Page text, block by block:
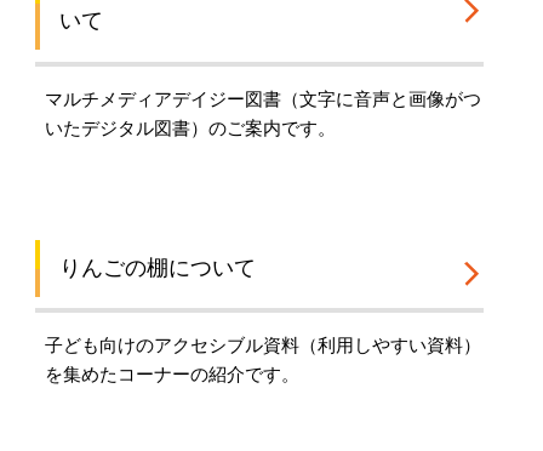
いて
マルチメディアデイジー図書（文字に音声と画像がつ
いたデジタル図書）のご案内です。
りんごの棚について
子ども向けのアクセシブル資料（利用しやすい資料）
を集めたコーナーの紹介です。